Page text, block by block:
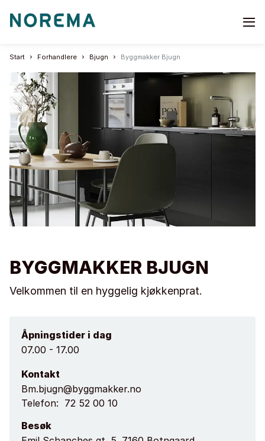
Go
page
Start Forhandlere Bjugn Byggmakker Bjugn
BYGGMAKKER BJUGN
Velkommen til en hyggelig kjøkkenprat.
Åpningstider i dag
07.00 - 17.00
Kontakt
Bm.bjugn@byggmakker.no
Telefon: 72 52 00 10
Besøk